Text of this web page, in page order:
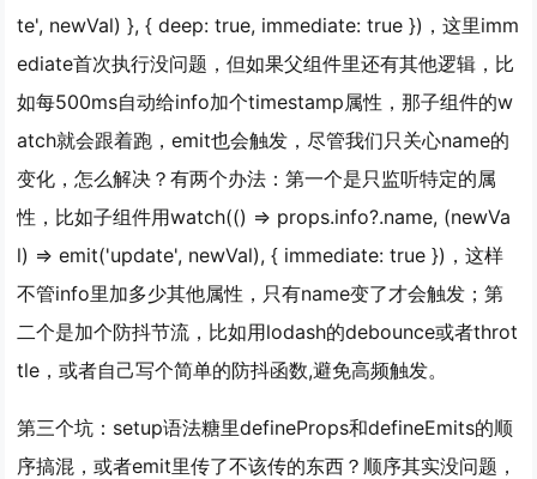
te', newVal) }, { deep: true, immediate: true })，这里imm
ediate首次执行没问题，但如果父组件里还有其他逻辑，比
如每500ms自动给info加个timestamp属性，那子组件的w
atch就会跟着跑，emit也会触发，尽管我们只关心name的
变化，怎么解决？有两个办法：第一个是只监听特定的属
性，比如子组件用watch(() => props.info?.name, (newVa
l) => emit('update', newVal), { immediate: true })，这样
不管info里加多少其他属性，只有name变了才会触发；第
二个是加个防抖节流，比如用lodash的debounce或者throt
tle，或者自己写个简单的防抖函数,避免高频触发。
第三个坑：setup语法糖里defineProps和defineEmits的顺
序搞混，或者emit里传了不该传的东西？顺序其实没问题，